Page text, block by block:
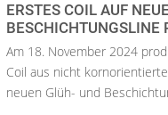
ERSTES COIL AUF
BESCHICHTUNGSLINE
Am 18. November 2024
Coil aus nicht
neuen Glüh- und